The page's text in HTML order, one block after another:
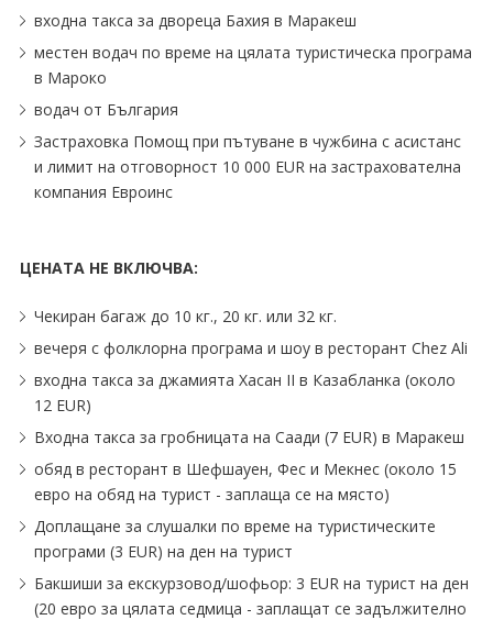
входна такса за двореца Бахия в Маракеш
местен водач по време на цялата туристическа програма
в Мароко
водач от България
Застраховка Помощ при пътуване в чужбина с асистанс
и лимит на отговорност 10 000 EUR на застрахователна
компания Евроинс
ЦЕНАТА НЕ ВКЛЮЧВА:
Чекиран багаж до 10 кг., 20 кг. или 32 кг.
вечеря с фолклорна програма и шоу в ресторант Chez Ali
входна такса за джамията Хасан II в Казабланка (около
12 EUR)
Входна такса за гробницата на Саади (7 EUR) в Маракеш
обяд в ресторант в Шефшауен, Фес и Мекнес (около 15
евро на обяд на турист - заплаща се на място)
Доплащане за слушалки по време на туристическите
програми (3 EUR) на ден на турист
Бакшиши за екскурзовод∕шофьор: 3 EUR на турист на ден
(20 евро за цялата седмица - заплащат се задължително